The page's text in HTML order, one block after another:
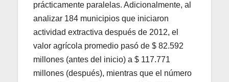
prácticamente paralelas. Adicionalmente, al
analizar 184 municipios que iniciaron
actividad extractiva después de 2012, el
valor agrícola promedio pasó de $ 82.592
millones (antes del inicio) a $ 117.771
millones (después), mientras que el número